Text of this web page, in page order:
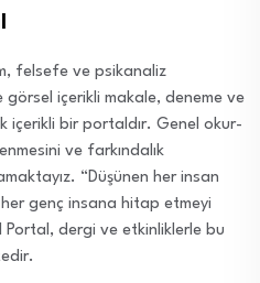
felsefe ve psikanaliz
görsel içerikli makale, deneme ve
içerikli bir portaldır. Genel okur-
ve farkındalık
“Düşünen her insan
genç insana hitap etmeyi
Portal, dergi ve etkinliklerle bu